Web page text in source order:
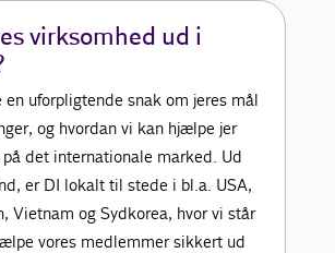
virksomhed ud i
en uforpligtende snak om jeres mål
og hvordan vi kan hjælpe jer
det internationale marked. Ud
er DI lokalt til stede i bl.a. USA,
Vietnam og Sydkorea, hvor vi står
vores medlemmer sikkert ud